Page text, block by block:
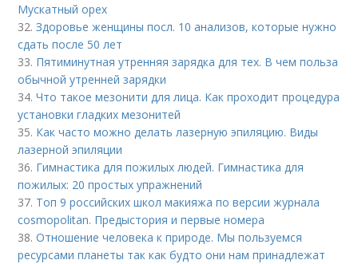
Мускатный орех
32.Здоровье женщины посл. 10 анализов, которые нужно
сдать после 50 лет
33. Пятиминутная утренняя зарядка для тех. В чем польза
обычной утренней зарядки
34.Что такое мезонити для лица. Как проходит процедура
установки гладких мезонитей
35. Как часто можно делать лазерную эпиляцию. Виды
лазерной эпиляции
36. Гимнастика для пожилых людей. Гимнастика для
пожилых: 20 простых упражнений
37. Топ 9 российских школ макияжа по версии журнала
cosmopolitan. Предыстория и первые номера
38.Отношение человека к природе. Мы пользуемся
ресурсами планеты так как будто они нам принадлежат